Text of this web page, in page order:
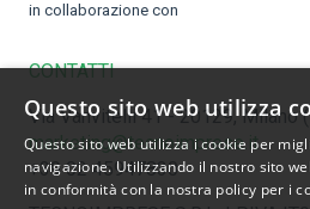
in collaborazione con
CONTATTI
Via Vanvitelli 41 - 20129, Milano
marketing@tecnoimprese.it
+39 02 45947830
Questo sito web utilizza
Questo sito web utilizza i cookie per
navigazione. Utilizzando il nostro sito
in conformità con la nostra policy per i